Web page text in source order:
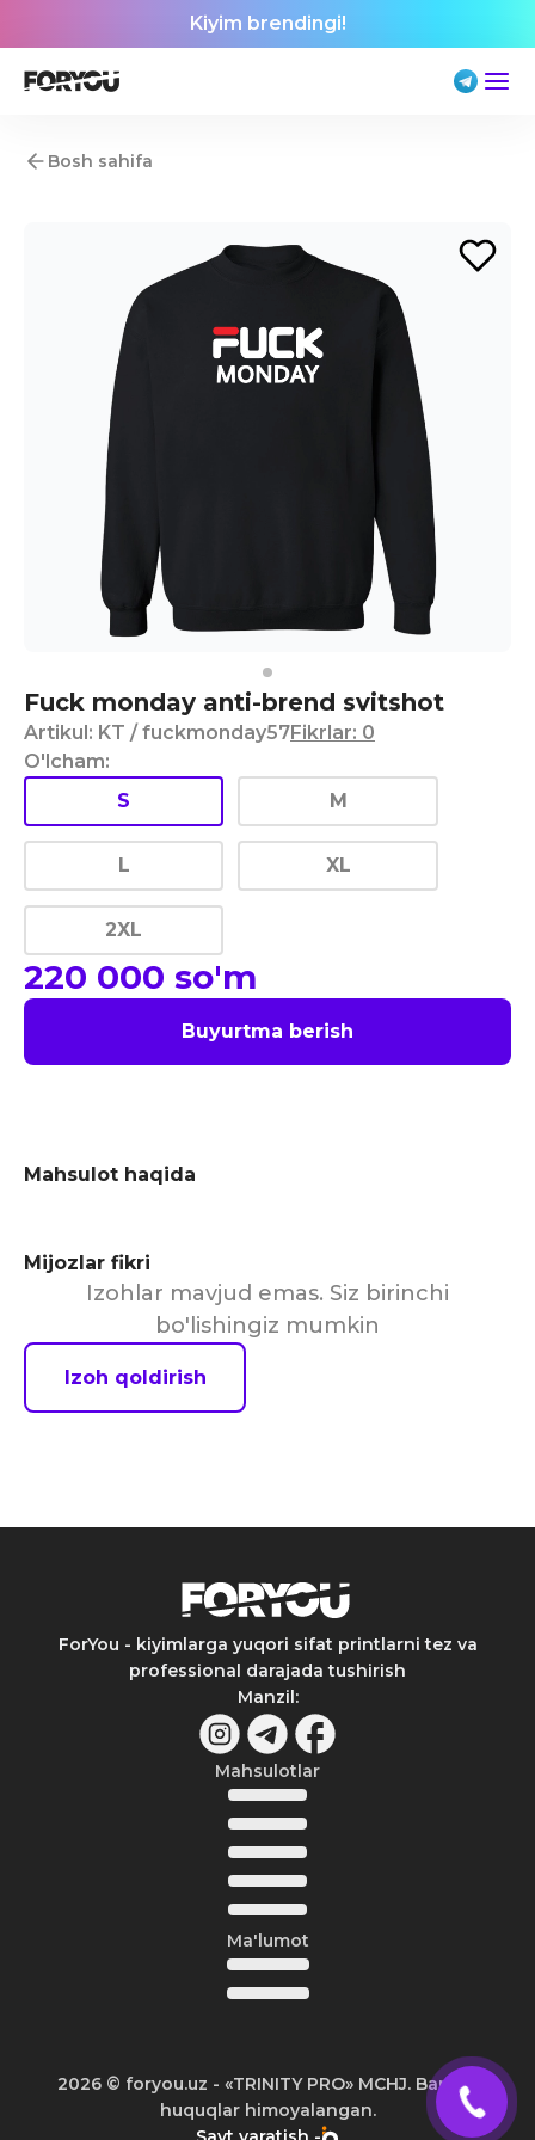
Kiyim brendingi!
Bosh sahifa
Fuck monday anti-brend svitshot
Artikul: KT / fuckmonday57Fikrlar: 0
O'lcham:
S
M
L XL
2XL
220 000 so'm
Buyurtma berish
Mahsulot haqida
Mijozlar fikri
Izohlar mavjud emas. Siz birinchi
bo'lishingiz mumkin
Izoh qoldirish
ForYou - kiyimlarga yuqori sifat printlarni tez va
professional darajada tushirish
Manzil:
Mahsulotlar
Ma'lumot
2026© foryou.uz - «TRINITY PRO» MCHJ. Barcha
huquqlar himoyalangan.